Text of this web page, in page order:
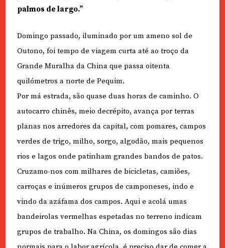
palmos de largo.”
Domingo passado, iluminado por um ameno sol de
Outono, foi tempo de viagem curta até ao troço da
Grande Muralha da China que passa oitenta
quilómetros a norte de Pequim.
Por má estrada, são quase duas horas de caminho. O
autocarro chinês, meio decrépito, avança por terras
planas nos arredores da capital, com pomares, campos
verdes de trigo, milho, sorgo, algodão, mais pequenos
rios e lagos onde patinham grandes bandos de patos.
Cruzamo-nos com milhares de bicicletas, camiões,
carroças e inúmeros grupos de camponeses, indo e
vindo da azáfama dos campos. Aqui e acolá umas
bandeirolas vermelhas espetadas no terreno indicam
grupos de trabalho. Na China, os domingos são dias